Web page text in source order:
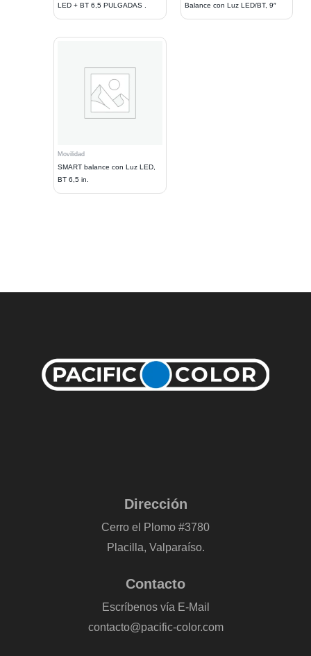
LED + BT 6,5 PULGADAS .
Balance con Luz LED/BT, 9″
Movilidad
SMART balance con Luz LED,
BT 6,5 in.
Dirección
Cerro el Plomo #3780
Placilla, Valparaíso.
Contacto
Escríbenos vía E-Mail
contacto@pacific-color.com